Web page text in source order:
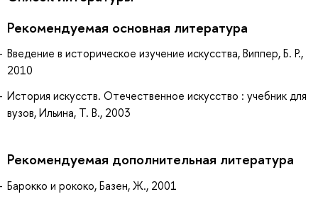
Рекомендуемая основная литература
Введение в историческое изучение искусства, Виппер, Б. Р.,
2010
История искусств. Отечественное искусство : учебник для
вузов, Ильина, Т. В., 2003
Рекомендуемая дополнительная литература
Барокко и рококо, Базен, Ж., 2001